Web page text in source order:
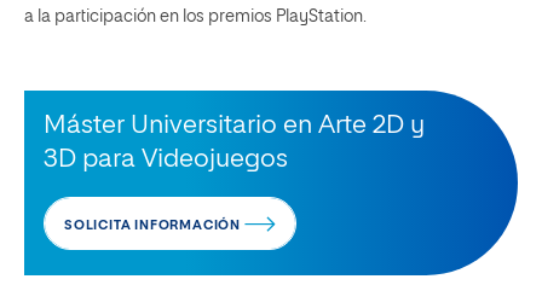
a la participación en los premios PlayStation.
Máster Universitario en Arte 2D y
3D para Videojuegos
SOLICITA INFORMACIÓN